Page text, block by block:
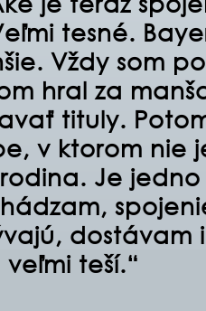
tesné.
Vždy som
hral za
tituly.
v ktorom nie
Je
dostávam
teší.“